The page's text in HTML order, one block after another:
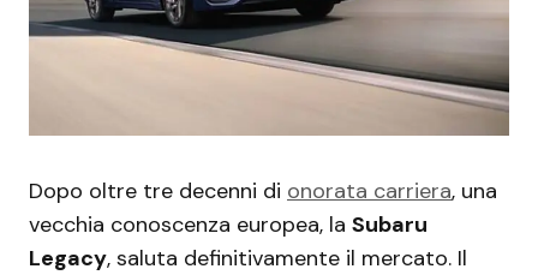
Dopo oltre tre decenni di onorata carriera, una
vecchia conoscenza europea, la Subaru
Legacy, saluta definitivamente il mercato. Il